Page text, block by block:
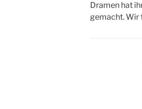
Dramen hat
gemacht. Wir